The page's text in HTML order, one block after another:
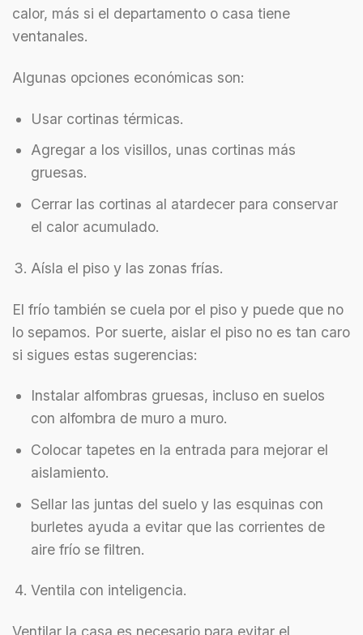
calor, más si el departamento o casa tiene
ventanales.
Algunas opciones económicas son:
Usar cortinas térmicas.
Agregar a los visillos, unas cortinas más
gruesas.
Cerrar las cortinas al atardecer para conservar
el calor acumulado.
Aísla el piso y las zonas frías.
El frío también se cuela por el piso y puede que no
lo sepamos. Por suerte, aislar el piso no es tan caro
si sigues estas sugerencias:
Instalar alfombras gruesas, incluso en suelos
con alfombra de muro a muro.
Colocar tapetes en la entrada para mejorar el
aislamiento.
Sellar las juntas del suelo y las esquinas con
burletes ayuda a evitar que las corrientes de
aire frío se filtren.
Ventila con inteligencia.
Ventilar la casa es necesario para evitar el